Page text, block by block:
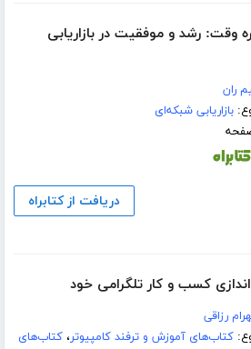
وقت: رشد و موفقیت در بازاریابی
ران
بازاریابی شبکه‌ای
دریافت از کتابراه
رزاقی
کتاب‌های آموزش و ترفند کامپیوتر،کتاب‌های